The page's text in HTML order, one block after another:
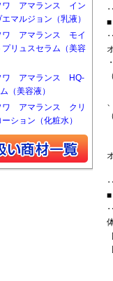
■
■
ワ アマランス イン
マルジョン（乳液）
ワ アマランス モイ
プリュスセラム（美容
ワ アマランス HQ-
（美容液）
ワ アマランス クリ
ション（化粧水）